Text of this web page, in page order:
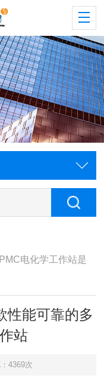
电化学工作站是
性能可靠的多
站
4369次